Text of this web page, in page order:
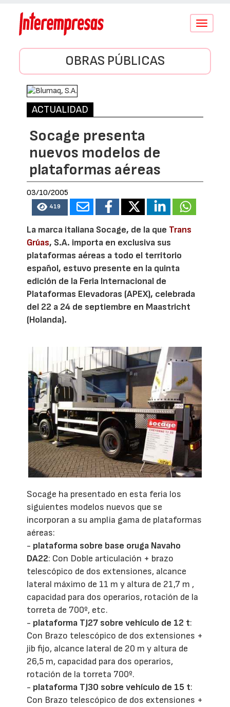
Conmutar
OBRAS PÚBLICAS
ACTUALIDAD
Socage presenta
nuevos modelos de
plataformas aéreas
03/10/2005
419
La marca italiana Socage, de la que Trans
Grúas, S.A. importa en exclusiva sus
plataformas aéreas a todo el territorio
español, estuvo presente en la quinta
edición de la Feria Internacional de
Plataformas Elevadoras (APEX), celebrada
del 22 a 24 de septiembre en Maastricht
(Holanda).
Socage ha presentado en esta feria los
siguientes modelos nuevos que se
incorporan a su amplia gama de plataformas
aéreas:
- plataforma sobre base oruga Navaho
DA22: Con Doble articulación + brazo
telescópico de dos extensiones, alcance
lateral máximo de 11 m y altura de 21,7 m ,
capacidad para dos operarios, rotación de la
torreta de 700º, etc.
- plataforma TJ27 sobre vehículo de 12 t:
Con Brazo telescópico de dos extensiones +
jib fijo, alcance lateral de 20 m y altura de
26,5 m, capacidad para dos operarios,
rotación de la torreta 700º.
- plataforma TJ30 sobre vehículo de 15 t:
Con Brazo telescópico de dos extensiones +